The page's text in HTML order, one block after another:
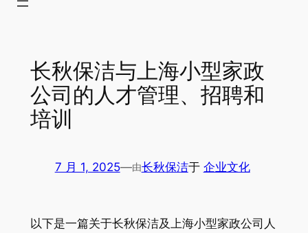
长秋保洁与上海小型家政
公司的人才管理、招聘和
培训
7 月 1, 2025—由长秋保洁于 企业文化
以下是一篇关于长秋保洁及上海小型家政公司人